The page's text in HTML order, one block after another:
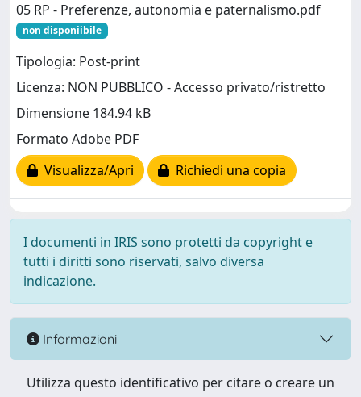
05 RP - Preferenze, autonomia e paternalismo.pdf
non disponiibile
Tipologia: Post-print
Licenza: NON PUBBLICO - Accesso privato/ristretto
Dimensione 184.94 kB
Formato Adobe PDF
Visualizza/Apri
Richiedi una copia
I documenti in IRIS sono protetti da copyright e
tutti i diritti sono riservati, salvo diversa
indicazione.
Informazioni
Utilizza questo identificativo per citare o creare un